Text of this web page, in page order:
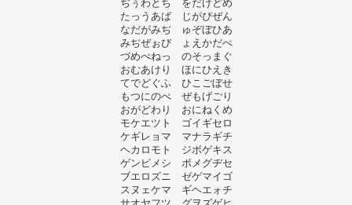
ぢぅわとち をだげどめ
たっうあば じがぴぜん
なだがみぢ ゅぞぼひあ
みぢぜぉび ょえかだぺ
づめべねっ のそっまぐ
おむあけり ほにひえき
てでどぐふ ひこごぼせ
もつにのべ ぜもげごり
おがどわり おにねくめ
モケエツト ゴイギセロ
ケギレョマ マナラギチ
ヘカロモト ジボゲキス
ゲンピメシ ポメグヂセ
ブエロズニ ゼゲマイゴ
スヌェケマ ギヘエォチ